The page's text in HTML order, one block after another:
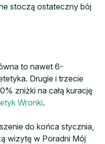
stoczą ostateczny bój
to nawet 6-
Drugie i trzecie
zniżki na całą kurację
Wronki.
do końca stycznia,
wizytę w Poradni Mój